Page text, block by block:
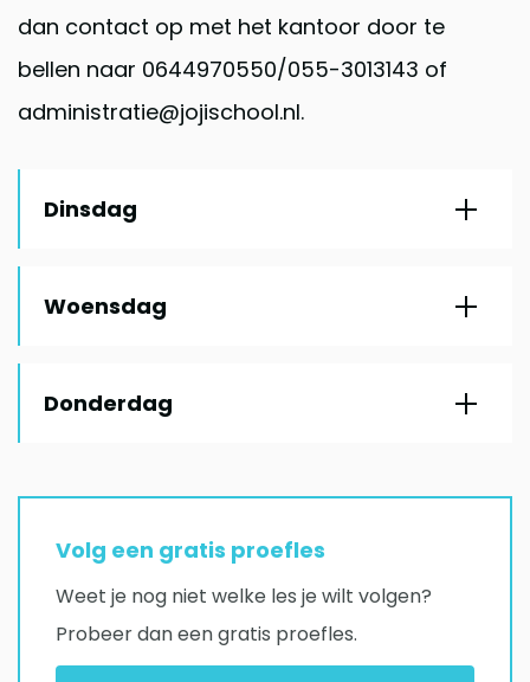
dan contact op met het kantoor door te
bellen naar 0644970550/055-3013143 of
administratie@jojischool.nl.
Dinsdag
Woensdag
Donderdag
Volg een gratis proefles
Weet je nog niet welke les je wilt volgen?
Probeer dan een gratis proefles.